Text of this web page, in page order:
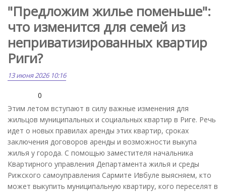
"Предложим жилье поменьше":
что изменится для семей из
неприватизированных квартир
Риги?
13 июня 2026 10:16
0
Этим летом вступают в силу важные изменения для
жильцов муниципальных и социальных квартир в Риге. Речь
идет о новых правилах аренды этих квартир, сроках
заключения договоров аренды и возможности выкупа
жилья у города. С помощью заместителя начальника
Квартирного управления Департамента жилья и среды
Рижского самоуправления Сармите Ивбуле выясняем, кто
может выкупить муниципальную квартиру, кого переселят в